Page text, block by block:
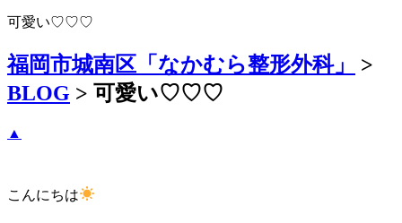
可愛い♡♡♡
福岡市城南区「なかむら整形外科」
>
BLOG > 可愛い♡♡♡
▲
こんにちは